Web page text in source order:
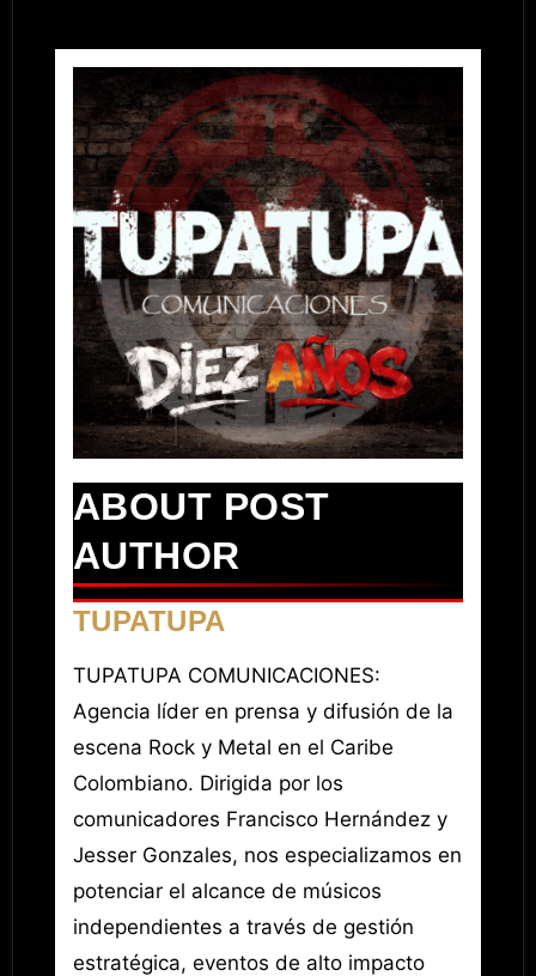
ABOUT POST
AUTHOR
TUPATUPA
TUPATUPA COMUNICACIONES:
Agencia líder en prensa y difusión de la
escena Rock y Metal en el Caribe
Colombiano. Dirigida por los
comunicadores Francisco Hernández y
Jesser Gonzales, nos especializamos en
potenciar el alcance de músicos
independientes a través de gestión
estratégica, eventos de alto impacto